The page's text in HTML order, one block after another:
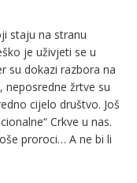
staju na stranu
je uživjeti se u
su dokazi razbora na
žrtve su
cijelo društvo. Još
Crkve u nas.
proroci… A ne bi li